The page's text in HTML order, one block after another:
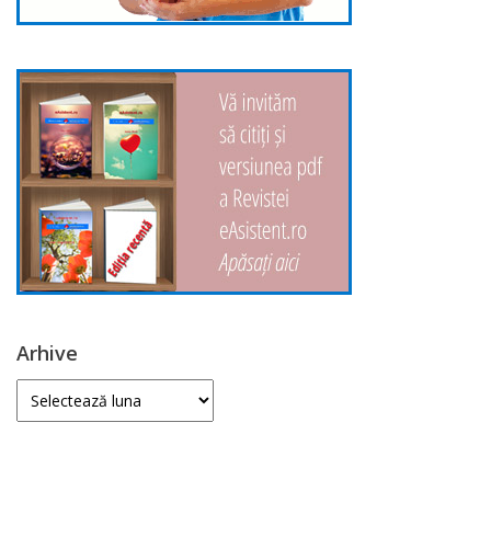
Arhive
Arhive